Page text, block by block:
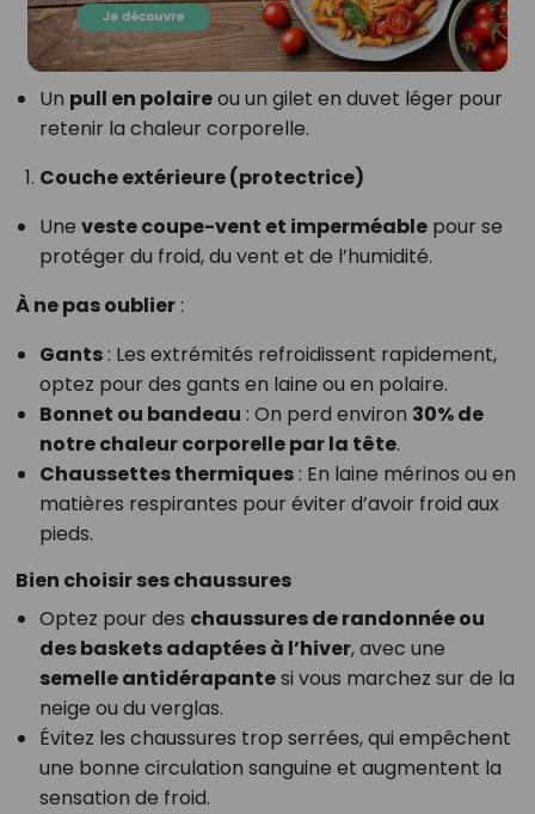
Un pull en polaireou un gilet en duvet léger pour
retenir la chaleur corporelle.
Couche extérieure (protectrice)
Une veste coupe-vent et imperméablepour se
protéger du froid, du vent et de l’humidité.
À ne pas oublier:
Gants: Les extrémités refroidissent rapidement,
optez pour des gants en laine ou en polaire.
Bonnet ou bandeau : On perd environ 30% de
notre chaleur corporelle par la tête.
Chaussettes thermiques: En laine mérinos ou en
matières respirantes pour éviter d’avoir froid aux
pieds.
Bien choisir ses chaussures
Optez pour des chaussures de randonnée ou
des baskets adaptées à l’hiver, avec une
semelle antidérapantesi vous marchez sur de la
neige ou du verglas.
Évitez les chaussures trop serrées, qui empêchent
une bonne circulation sanguine et augmentent la
sensation de froid.